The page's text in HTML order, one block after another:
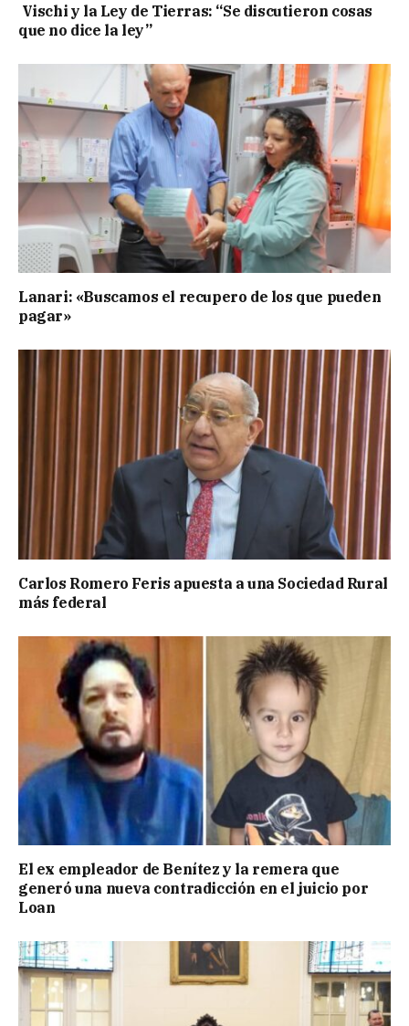
Vischi y la Ley de Tierras: “Se discutieron cosas
que no dice la ley”
Lanari: «Buscamos el recupero de los que pueden
pagar»
Carlos Romero Feris apuesta a una Sociedad Rural
más federal
El ex empleador de Benítez y la remera que
generó una nueva contradicción en el juicio por
Loan